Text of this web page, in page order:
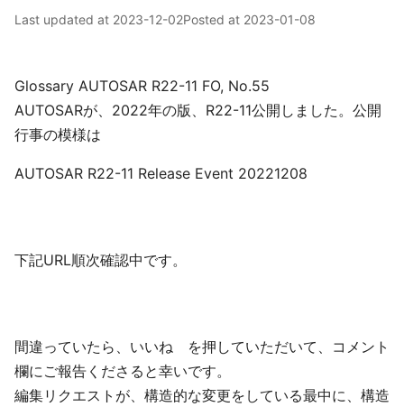
Last updated at 2023-12-02Posted at 2023-01-08
Glossary AUTOSAR R22-11 FO, No.55
AUTOSARが、2022年の版、R22-11公開しました。公開
行事の模様は
AUTOSAR R22-11 Release Event 20221208
下記URL順次確認中です。
間違っていたら、いいね を押していただいて、コメント
欄にご報告くださると幸いです。
編集リクエストが、構造的な変更をしている最中に、構造